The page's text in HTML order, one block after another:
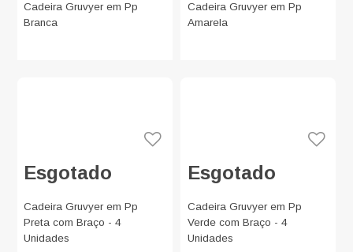
Cadeira Gruvyer em Pp
Branca
Cadeira Gruvyer em Pp
Amarela
Esgotado
Cadeira Gruvyer em Pp
Preta com Braço - 4
Unidades
Esgotado
Cadeira Gruvyer em Pp
Verde com Braço - 4
Unidades